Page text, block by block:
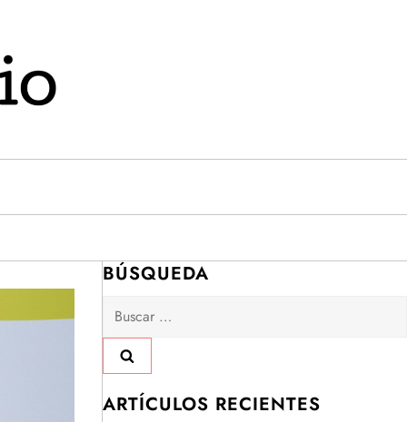
BÚSQUEDA
Buscar:
ARTÍCULOS RECIENTES